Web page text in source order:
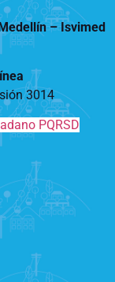
–Isvimed
3014
PQRSD